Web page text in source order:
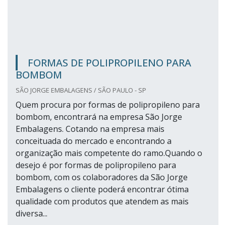
FORMAS DE POLIPROPILENO PARA
BOMBOM
SÃO JORGE EMBALAGENS / SÃO PAULO - SP
Quem procura por formas de polipropileno para
bombom, encontrará na empresa São Jorge
Embalagens. Cotando na empresa mais
conceituada do mercado e encontrando a
organização mais competente do ramo.Quando o
desejo é por formas de polipropileno para
bombom, com os colaboradores da São Jorge
Embalagens o cliente poderá encontrar ótima
qualidade com produtos que atendem as mais
diversa...